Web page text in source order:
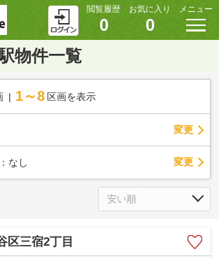
閲覧履歴
0
お気に入り
0
メニュー
物件一覧
1～8 区画を表示
変更
なし 変更
区三宿2丁目